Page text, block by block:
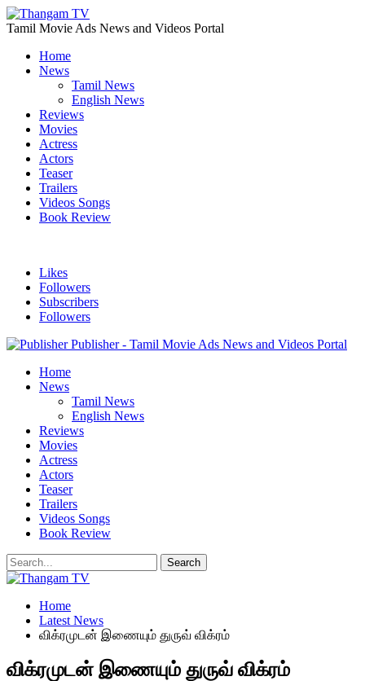
Tamil Movie Ads News and Videos Portal
Home
News
Tamil News
English News
Reviews
Movies
Actress
Actors
Teaser
Trailers
Videos Songs
Book Review
Likes
Followers
Subscribers
Followers
Publisher - Tamil Movie Ads News and Videos Portal
Home
News
Tamil News
English News
Reviews
Movies
Actress
Actors
Teaser
Trailers
Videos Songs
Book Review
Home
Latest News
விக்ரமுடன் இணையும் துருவ் விக்ரம்
விக்ரமுடன் இணையும் துருவ் விக்ரம்